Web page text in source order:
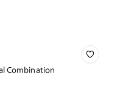
Combination